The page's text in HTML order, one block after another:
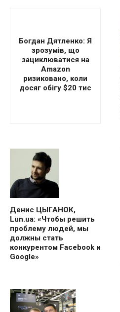
Богдан Дятленко: Я
зрозумів, що
зациклюватися на
Amazon
ризиковано, коли
досяг обігу $20 тис
Денис ЦЫГАНОК,
Lun.ua: «Чтобы решить
проблему людей, мы
должны стать
конкурентом Facebook и
Google»